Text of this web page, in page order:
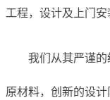
工程，设计及上门安
我们从其严谨
原材料，创新的设计